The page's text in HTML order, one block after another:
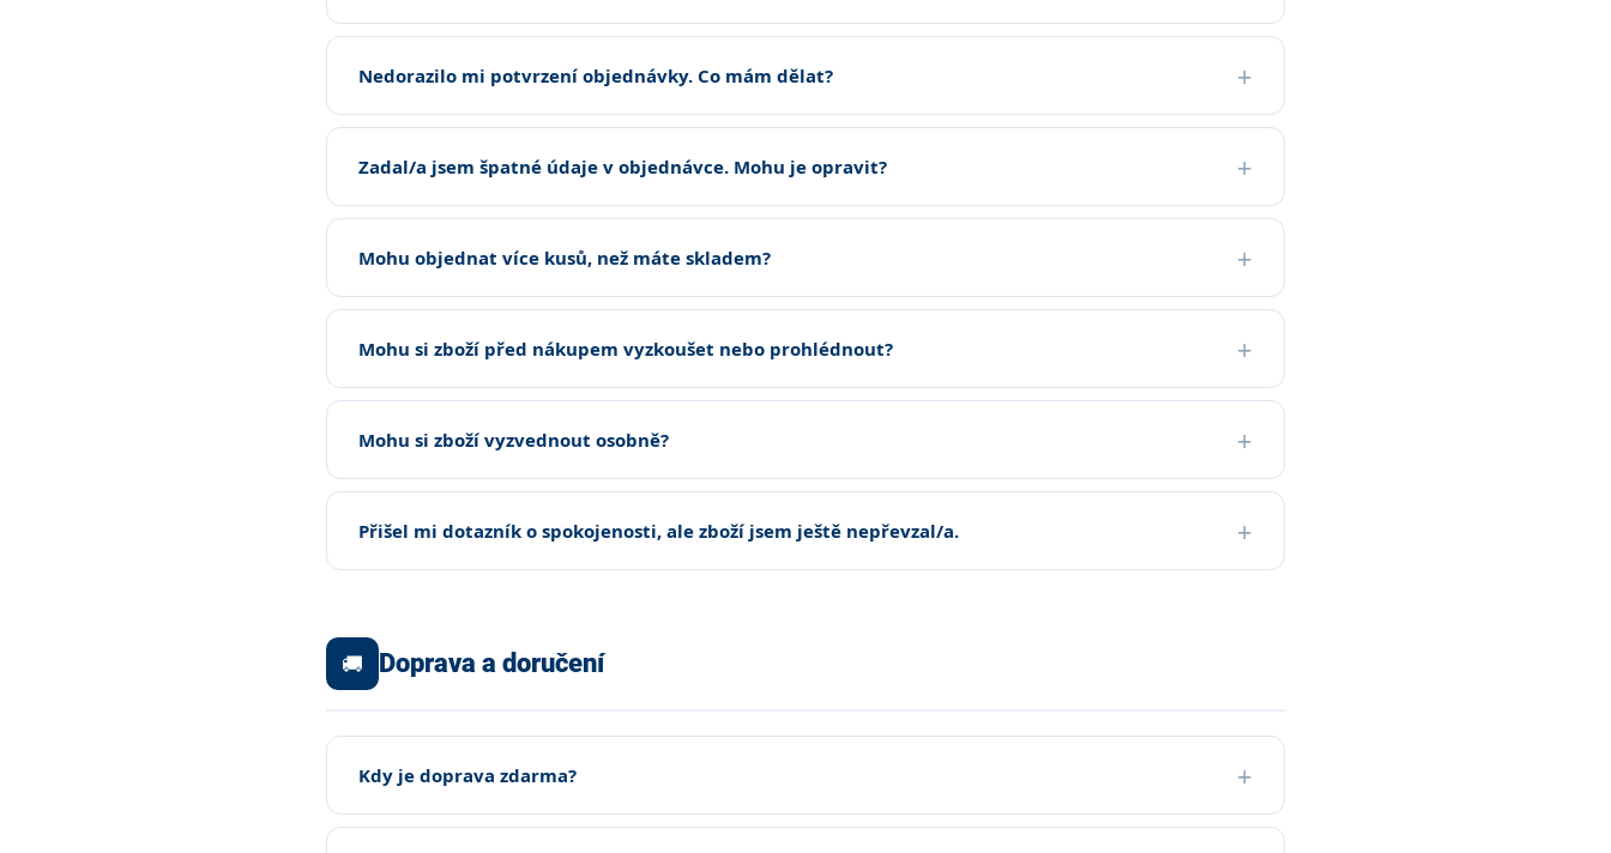
Nedorazilo mi potvrzení objednávky. Co mám dělat?
Zadal/a jsem špatné údaje v objednávce. Mohu je opravit?
Mohu objednat více kusů, než máte skladem?
Mohu si zboží před nákupem vyzkoušet nebo prohlédnout?
Mohu si zboží vyzvednout osobně?
Přišel mi dotazník o spokojenosti, ale zboží jsem ještě nepřevzal/a.
🚚 Doprava a doručení
Kdy je doprava zdarma?